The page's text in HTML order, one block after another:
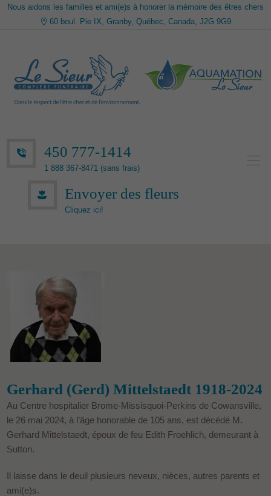
Nous aidons les familles et ami(e)s à honorer la mémoire des êtres chers
60 boul. Pie IX, Granby, Québec, Canada, J2G 9G9
450 777-1414
1 888 367-8471 (sans frais)
Envoyer des fleurs
Cliquez ici!
Gerhard (Gerd) Mittelstaedt 1918-2024
Au Centre hospitalier Brome-Missisquoi-Perkins de Cowansville,
le 26 mai 2024, à l’âge honorable de 105 ans, est décédé M.
Gerhard Mittelstaedt, époux de feu Edith Froehlich, demeurant à
Sutton.
Il laisse dans le deuil plusieurs neveux, nièces, autres parents et
ami(e)s.